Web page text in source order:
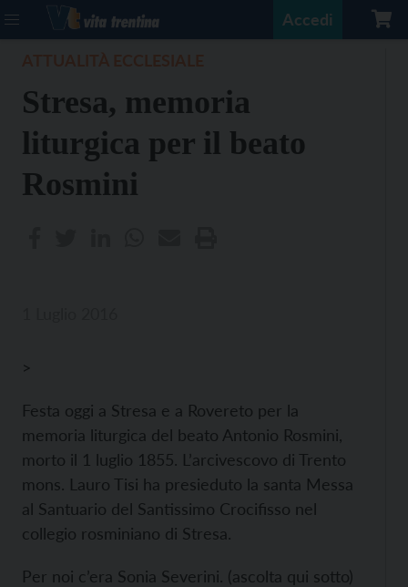
Accedi
Stresa, memoria
liturgica per il beato
Rosmini
>
Festa oggi a Stresa e a Rovereto per la
memoria liturgica del beato Antonio Rosmini,
morto il 1 luglio 1855. L’arcivescovo di Trento
mons. Lauro Tisi ha presieduto la santa Messa
al Santuario del Santissimo Crocifisso nel
collegio rosminiano di Stresa.
Per noi c’era Sonia Severini. (ascolta qui sotto)